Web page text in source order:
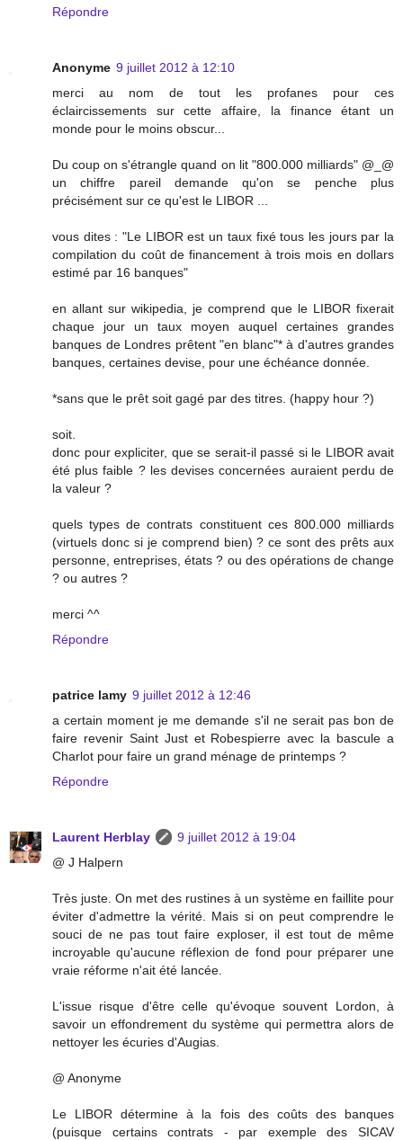
Répondre
Anonyme 9 juillet 2012 à 12:10
merci au nom de tout les profanes pour ces
éclaircissements sur cette affaire, la finance étant un
monde pour le moins obscur...
Du coup on s'étrangle quand on lit "800.000 milliards" @_@
un chiffre pareil demande qu'on se penche plus
précisément sur ce qu'est le LIBOR ...
vous dites : "Le LIBOR est un taux fixé tous les jours par la
compilation du coût de financement à trois mois en dollars
estimé par 16 banques"
en allant sur wikipedia, je comprend que le LIBOR fixerait
chaque jour un taux moyen auquel certaines grandes
banques de Londres prêtent "en blanc"* à d'autres grandes
banques, certaines devise, pour une échéance donnée.
*sans que le prêt soit gagé par des titres. (happy hour ?)
soit.
donc pour expliciter, que se serait-il passé si le LIBOR avait
été plus faible ? les devises concernées auraient perdu de
la valeur ?
quels types de contrats constituent ces 800.000 milliards
(virtuels donc si je comprend bien) ? ce sont des prêts aux
personne, entreprises, états ? ou des opérations de change
? ou autres ?
merci ^^
Répondre
patrice lamy 9 juillet 2012 à 12:46
a certain moment je me demande s'il ne serait pas bon de
faire revenir Saint Just et Robespierre avec la bascule a
Charlot pour faire un grand ménage de printemps ?
Répondre
Laurent Herblay
9 juillet 2012 à 19:04
@ J Halpern
Très juste. On met des rustines à un système en faillite pour
éviter d'admettre la vérité. Mais si on peut comprendre le
souci de ne pas tout faire exploser, il est tout de même
incroyable qu'aucune réflexion de fond pour préparer une
vraie réforme n'ait été lancée.
L'issue risque d'être celle qu'évoque souvent Lordon, à
savoir un effondrement du système qui permettra alors de
nettoyer les écuries d'Augias.
@ Anonyme
Le LIBOR détermine à la fois des coûts des banques
(puisque certains contrats - par exemple des SICAV